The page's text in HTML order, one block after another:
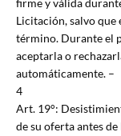
firme y válida
Licitación, salvo
término. Durante el
aceptarla o
automáticamente. –
4
Art. 19°:
de su oferta antes